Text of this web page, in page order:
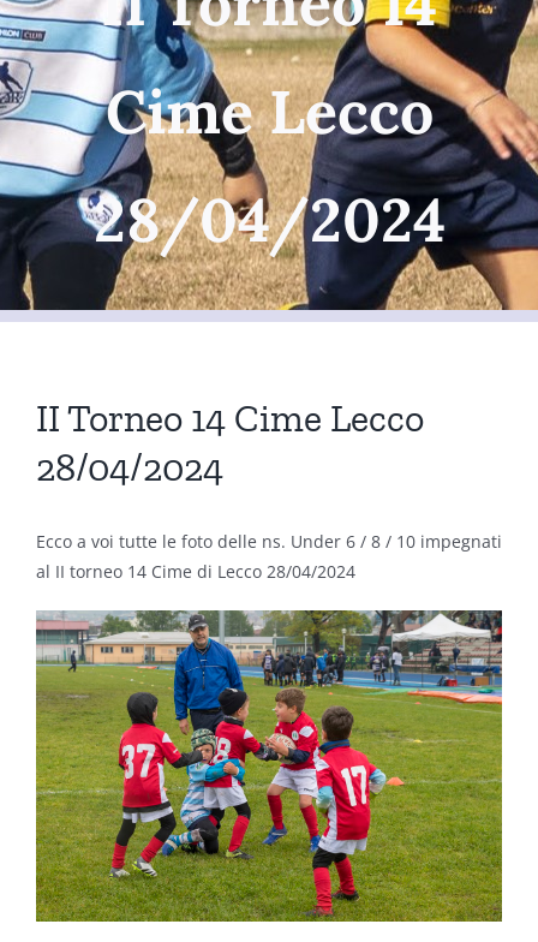
Cime Lecco
28/04/2024
II Torneo 14 Cime Lecco
28/04/2024
Ecco a voi tutte le foto delle ns. Under 6 / 8 / 10 impegnati
al II torneo 14 Cime di Lecco 28/04/2024